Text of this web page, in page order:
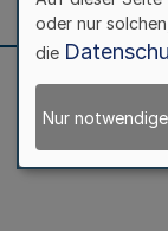
oder nur
die
Nur